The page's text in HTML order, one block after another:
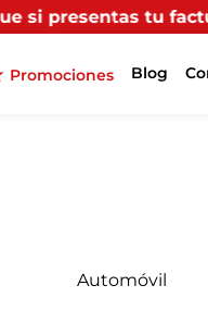
factura (física o
Promociones Blog
Automóvil